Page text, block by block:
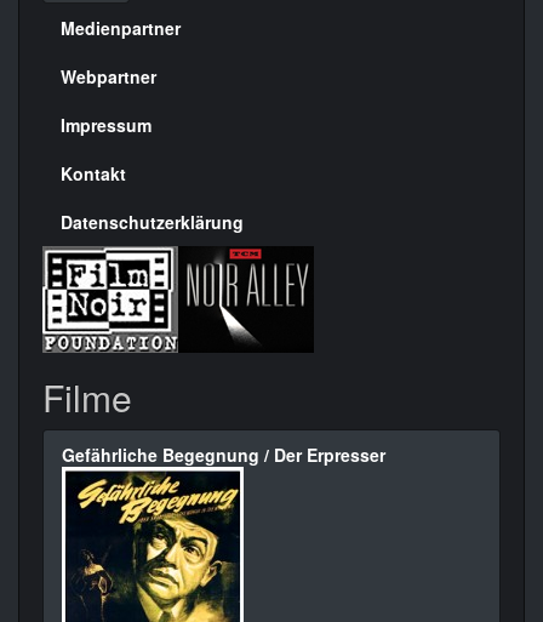
Menülinks
rechte
Seite
Medienpartner
Webpartner
Impressum
Kontakt
Datenschutzerklärung
Filme
Gefährliche Begegnung / Der Erpresser